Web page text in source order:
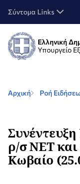
Σύντομα Links
Ελληνική
Υπουργείο
Αρχική Ροή
ρ/σ ΝΕΤ
Κωβαίο